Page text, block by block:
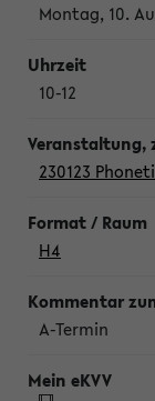
Montag, 10.
10-12
230123
H4
A-Termin